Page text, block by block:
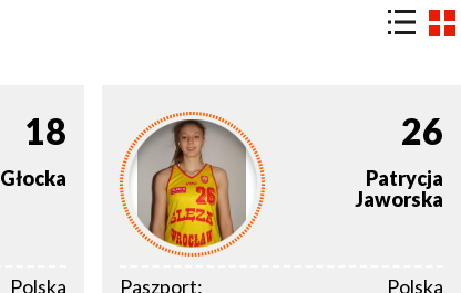
18
Głocka
Polska
26
Patrycja
Jaworska
Paszport:
Polska